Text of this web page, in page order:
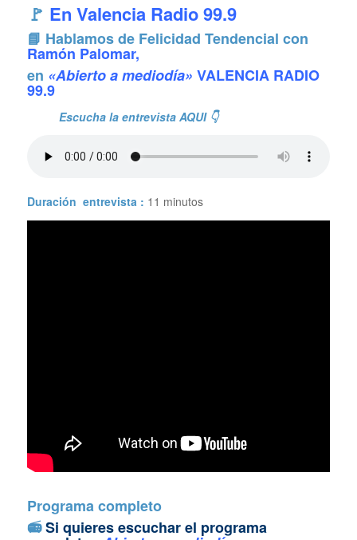
🚩 En Valencia Radio 99.9
📘 Hablamos de Felicidad Tendencial con
Ramón Palomar,
en «Abierto a mediodía» VALENCIA RADIO
99.9
Escucha la entrevista AQUI 👇
Duración entrevista : 11 minutos
Programa completo
📻Si quieres escuchar el programa